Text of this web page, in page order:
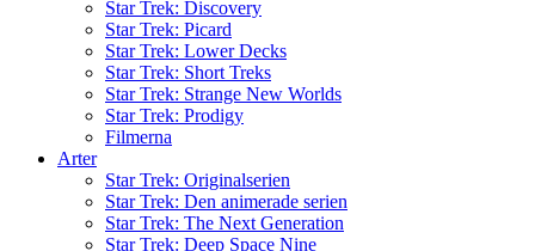
Star Trek: Discovery
Star Trek: Picard
Star Trek: Lower Decks
Star Trek: Short Treks
Star Trek: Strange New Worlds
Star Trek: Prodigy
Filmerna
Arter
Star Trek: Originalserien
Star Trek: Den animerade serien
Star Trek: The Next Generation
Star Trek: Deep Space Nine